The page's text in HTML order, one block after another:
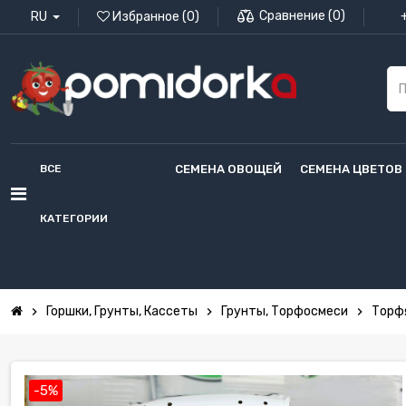
RU Избранное (0) Сравнение (0)
ВСЕ
КАТЕГОРИИ
СЕМЕНА ОВОЩЕЙ СЕМЕНА ЦВЕТОВ
chevron_right Горшки, Грунты, Кассеты chevron_right Грунты, Торфосмеси chevron_right
-5%